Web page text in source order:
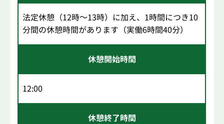
法定休憩（12時～13時）に加え、1時間につき10
分間の休憩時間があります（実働6時間40分）
休憩開始時間
12:00
休憩終了時間